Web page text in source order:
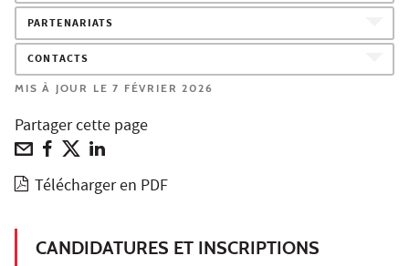
PARTENARIATS
CONTACTS
MIS À JOUR LE 7 FÉVRIER 2026
Partager cette page
Télécharger en PDF
CANDIDATURES ET INSCRIPTIONS